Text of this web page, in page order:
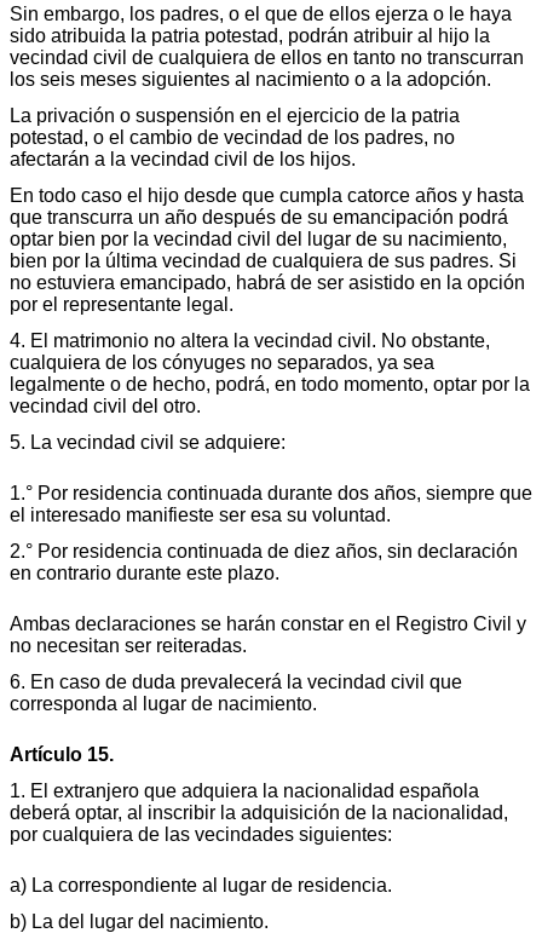
Sin embargo, los padres, o el que de ellos ejerza o le haya
sido atribuida la patria potestad, podrán atribuir al hijo la
vecindad civil de cualquiera de ellos en tanto no transcurran
los seis meses siguientes al nacimiento o a la adopción.
La privación o suspensión en el ejercicio de la patria
potestad, o el cambio de vecindad de los padres, no
afectarán a la vecindad civil de los hijos.
En todo caso el hijo desde que cumpla catorce años y hasta
que transcurra un año después de su emancipación podrá
optar bien por la vecindad civil del lugar de su nacimiento,
bien por la última vecindad de cualquiera de sus padres. Si
no estuviera emancipado, habrá de ser asistido en la opción
por el representante legal.
4. El matrimonio no altera la vecindad civil. No obstante,
cualquiera de los cónyuges no separados, ya sea
legalmente o de hecho, podrá, en todo momento, optar por la
vecindad civil del otro.
5. La vecindad civil se adquiere:
1.° Por residencia continuada durante dos años, siempre que
el interesado manifieste ser esa su voluntad.
2.° Por residencia continuada de diez años, sin declaración
en contrario durante este plazo.
Ambas declaraciones se harán constar en el Registro Civil y
no necesitan ser reiteradas.
6. En caso de duda prevalecerá la vecindad civil que
corresponda al lugar de nacimiento.
Artículo 15.
1. El extranjero que adquiera la nacionalidad española
deberá optar, al inscribir la adquisición de la nacionalidad,
por cualquiera de las vecindades siguientes:
a) La correspondiente al lugar de residencia.
b) La del lugar del nacimiento.